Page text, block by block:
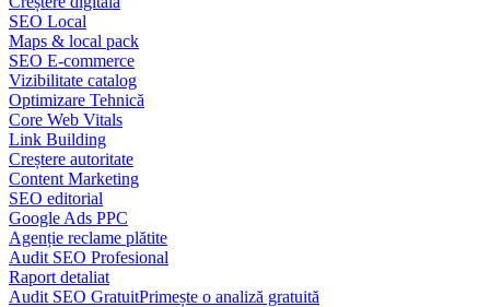
SEO Local
Maps & local pack
SEO E-commerce
Vizibilitate catalog
Optimizare Tehnică
Core Web Vitals
Link Building
Creștere autoritate
Content Marketing
SEO editorial
Google Ads PPC
Agenție reclame plătite
Audit SEO Profesional
Raport detaliat
Audit SEO GratuitPrimește o analiză gratuită